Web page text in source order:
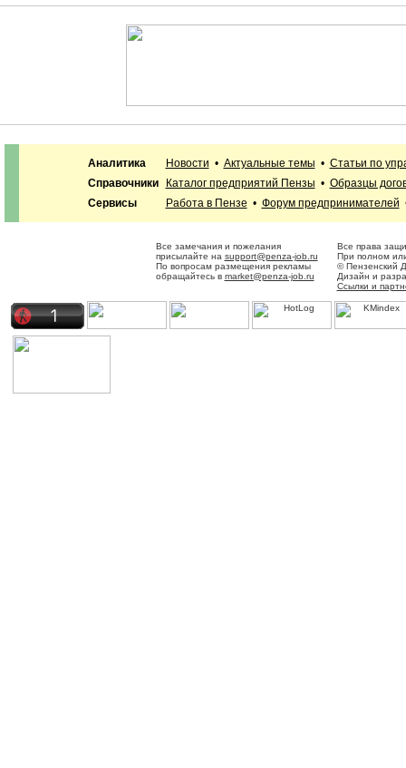
Аналитика Новости • Актуальные темы • Статьи по
Справочники
Каталог предприятий Пензы • Образцы
Сервисы
Работа в Пензе • Форум предпринимателей
Все замечания и пожелания
присылайте на support@penza-job.ru
По вопросам размещения рекламы
обращайтесь в market@penza-job.ru
Все права
При полном
© Пензенский
Дизайн и
Ссылки и